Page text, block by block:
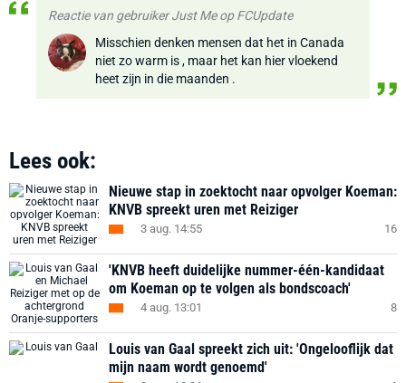
Reactie van gebruiker Just Me op FCUpdate
Misschien denken mensen dat het in Canada
niet zo warm is , maar het kan hier vloekend
heet zijn in die maanden .
Lees ook:
Nieuwe stap in zoektocht naar opvolger Koeman:
KNVB spreekt uren met Reiziger
3 aug. 14:55 16
'KNVB heeft duidelijke nummer-één-kandidaat
om Koeman op te volgen als bondscoach'
4 aug. 13:01 8
Louis van Gaal spreekt zich uit: 'Ongelooflijk dat
mijn naam wordt genoemd'